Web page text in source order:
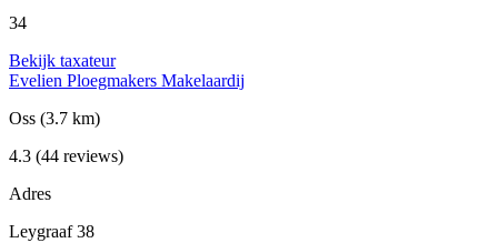
34
Bekijk taxateur
Evelien Ploegmakers Makelaardij
Oss (3.7 km)
4.3 (44 reviews)
Adres
Leygraaf 38